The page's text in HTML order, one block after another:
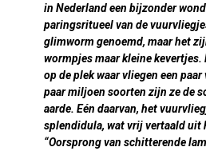
in Nederland een bijzonder
paringsritueel van de
glimworm genoemd, maar het
wormpjes maar kleine kevertjes.
op de plek waar vliegen een
paar miljoen soorten zijn ze de
aarde. Eén daarvan, het
splendidula, wat vrij vertaald uit
“Oorsprong van schitterende